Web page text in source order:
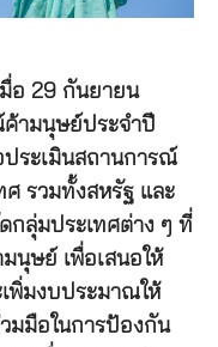
มื่อ 29 กันยายน
ค้ามนุษย์ประจำปี
ระเมินสถานการณ์
ศ รวมทั้งสหรัฐ และ
กลุ่มประเทศต่าง ๆ ที่
นุษย์ เพื่อเสนอให้
พิ่มงบประมาณให้
มมือในการป้องกัน